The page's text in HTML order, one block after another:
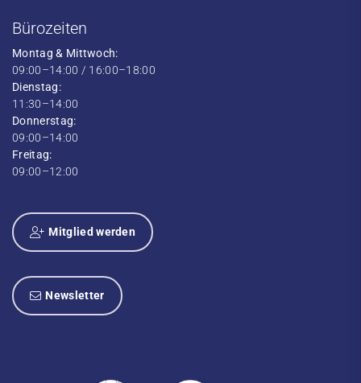
Bürozeiten
Montag & Mittwoch:
09:00–14:00 / 16:00–18:00
Dienstag:
11:30–14:00
Donnerstag:
09:00–14:00
Freitag:
09:00–12:00
Mitglied werden
Newsletter